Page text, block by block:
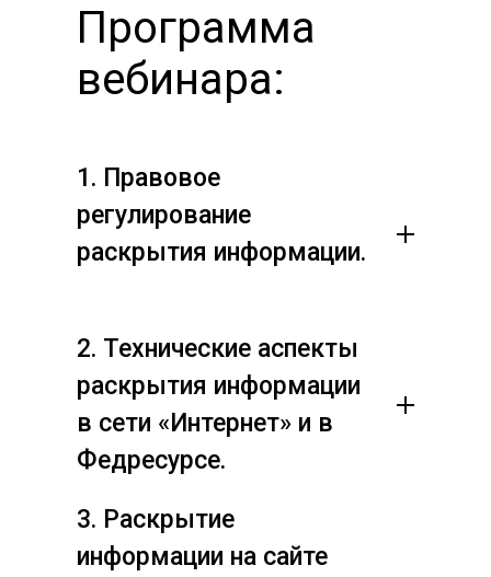
Программа
вебинара:
1. Правовое
регулирование
раскрытия информации.
2. Технические аспекты
раскрытия информации
в сети «Интернет» и в
Федресурсе.
3. Раскрытие
информации на сайте